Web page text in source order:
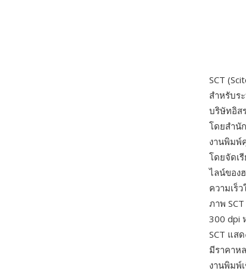
SCT
สำหรับร
บริษัทอิส
โดยสำนั
งานพิมพ์
โดยจัดเ
ไลน์ของ
ความเร็
ภาพ
300 dpi
SCT แส
มีราคาห
งานพิมพ์